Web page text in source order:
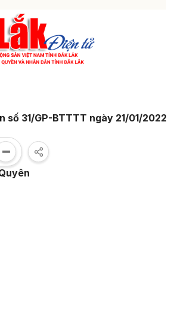
số 31/GP-BTTTT ngày 21/01/2022